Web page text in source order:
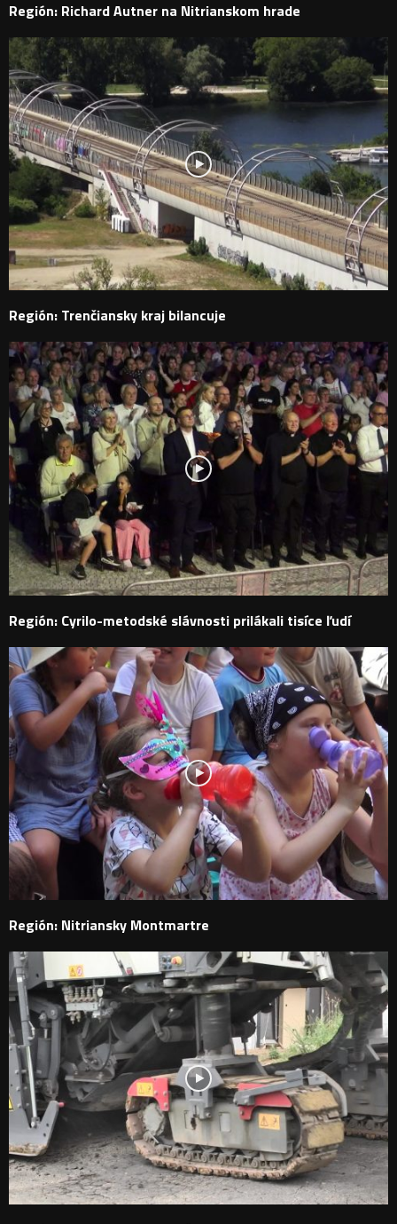
Región: Richard Autner na Nitrianskom hrade
Región: Trenčiansky kraj bilancuje
Región: Cyrilo-metodské slávnosti prilákali tisíce ľudí
Región: Nitriansky Montmartre